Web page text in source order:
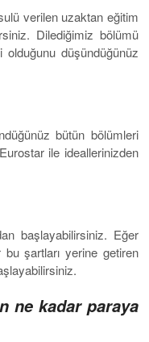
verilen uzaktan eğitim
Dilediğimiz bölümü
düşündüğünüz
bütün bölümleri
ile ideallerinizden
başlayabilirsiniz. Eğer
şartları yerine getiren
ne kadar paraya